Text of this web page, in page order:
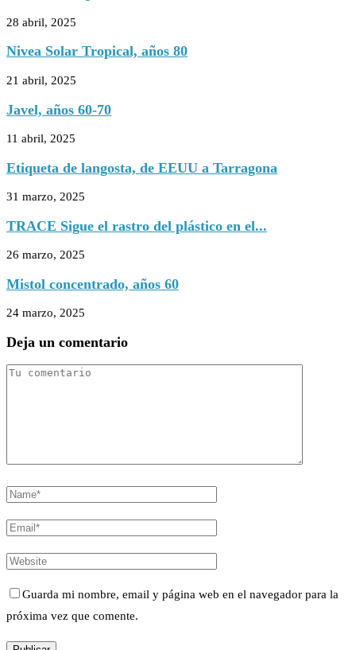
28 abril, 2025
Nivea Solar Tropical, años 80
21 abril, 2025
Javel, años 60-70
11 abril, 2025
Etiqueta de langosta, de EEUU a Tarragona
31 marzo, 2025
TRACE Sigue el rastro del plástico en el...
26 marzo, 2025
Mistol concentrado, años 60
24 marzo, 2025
Deja un comentario
Guarda mi nombre, email y página web en el navegador para la
próxima vez que comente.